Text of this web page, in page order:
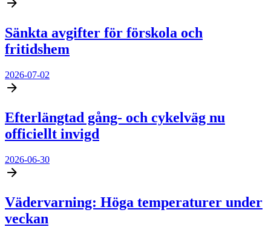
Sänkta avgifter för förskola och
fritidshem
2026-07-02
Efterlängtad gång- och cykelväg nu
officiellt invigd
2026-06-30
Vädervarning: Höga temperaturer under
veckan